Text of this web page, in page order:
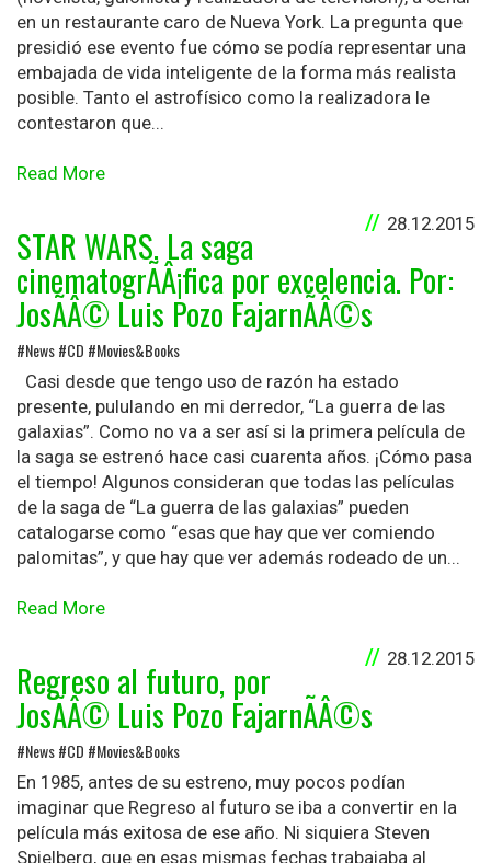
en un restaurante caro de Nueva York. La pregunta que
presidió ese evento fue cómo se podía representar una
embajada de vida inteligente de la forma más realista
posible. Tanto el astrofísico como la realizadora le
contestaron que...
Read More
28.12.2015
STAR WARS. La saga
cinematogrÃÂ¡fica por excelencia. Por:
JosÃÂ© Luis Pozo FajarnÃÂ©s
#News #CD #Movies&Books
Casi desde que tengo uso de razón ha estado
presente, pululando en mi derredor, “La guerra de las
galaxias”. Como no va a ser así si la primera película de
la saga se estrenó hace casi cuarenta años. ¡Cómo pasa
el tiempo! Algunos consideran que todas las películas
de la saga de “La guerra de las galaxias” pueden
catalogarse como “esas que hay que ver comiendo
palomitas”, y que hay que ver además rodeado de un...
Read More
28.12.2015
Regreso al futuro, por
JosÃÂ© Luis Pozo FajarnÃÂ©s
#News #CD #Movies&Books
En 1985, antes de su estreno, muy pocos podían
imaginar que Regreso al futuro se iba a convertir en la
película más exitosa de ese año. Ni siquiera Steven
Spielberg, que en esas mismas fechas trabajaba al